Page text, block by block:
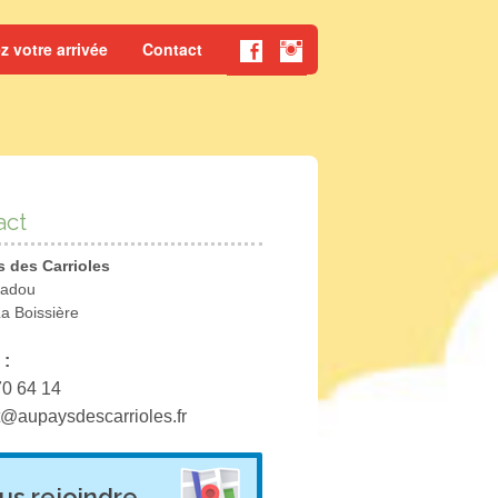
votre arrivée Contact
des Carrioles
Boissière
:
64 14